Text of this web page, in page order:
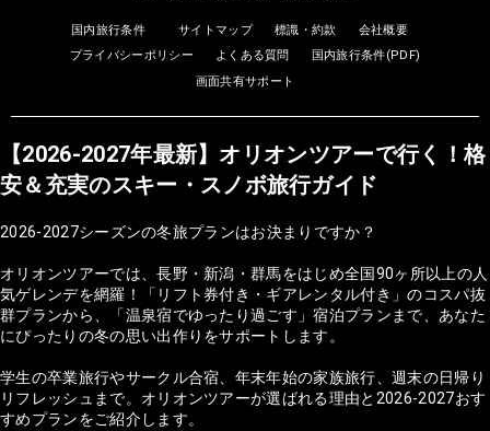
国内旅行条件 サイトマップ 標識・約款
会社概要
プライバシーポリシー
よくある質問
国内旅行条件(PDF)
画面共有サポート
【2026-2027年最新】オリオンツアーで行く！格
安＆充実のスキー・スノボ旅行ガイド
2026-2027シーズンの冬旅プランはお決まりですか？
オリオンツアーでは、長野・新潟・群馬をはじめ全国90ヶ所以上の人
気ゲレンデを網羅！「リフト券付き・ギアレンタル付き」のコスパ抜
群プランから、「温泉宿でゆったり過ごす」宿泊プランまで、あなた
にぴったりの冬の思い出作りをサポートします。
学生の卒業旅行やサークル合宿、年末年始の家族旅行、週末の日帰り
リフレッシュまで。オリオンツアーが選ばれる理由と2026-2027おす
すめプランをご紹介します。